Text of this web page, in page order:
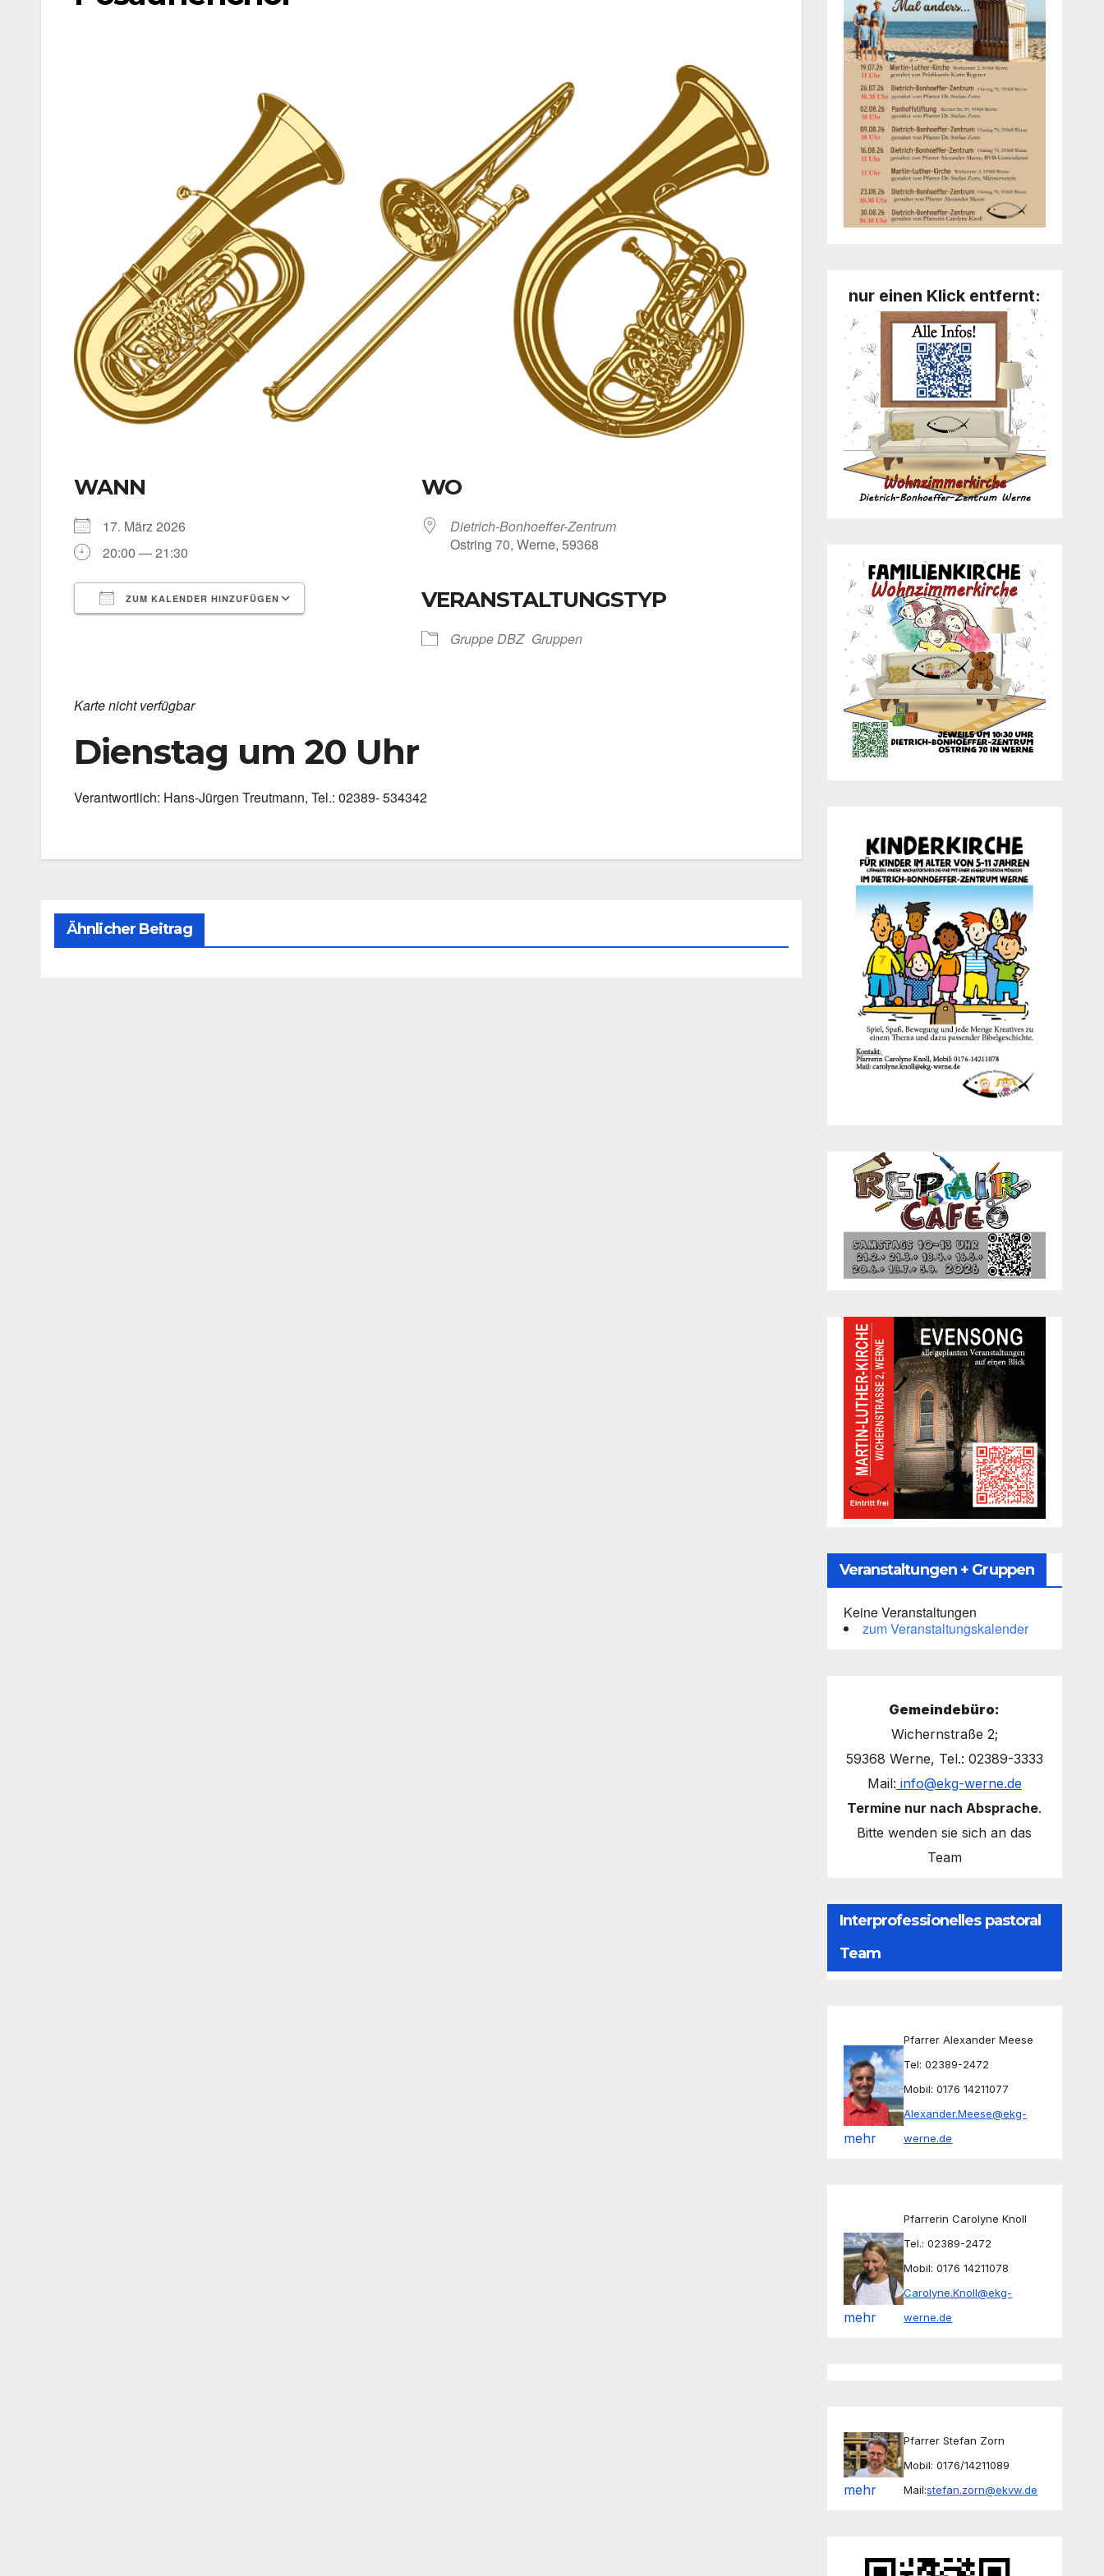
WANN
17. März 2026
20:00 — 21:30
ZUM KALENDER HINZUFÜGEN
Out­look Live
WO
Dietrich-Bonhoeffer-Zentrum
Ost­ring 70, Wer­ne, 59368
VERANSTALTUNGSTYP
Grup­pe DBZ Grup­pen
Kar­te nicht ver­füg­bar
Dienstag um 20 Uhr
Ver­ant­wort­lich: Hans-Jürgen Treut­mann, Tel.: 02389- 534342
Ähnlicher Beitrag
nur einen Klick entfernt:
Veranstaltungen + Gruppen
Keine Veranstaltungen
zum Veranstaltungskalender
Gemeindebüro:
Wichernstraße 2;
59368 Werne, Tel.: 02389-3333
Mail: info@ekg-werne.de
Termine nur nach Absprache.
Bitte wenden sie sich an das
Team
Interprofessionelles pastoral
Team
mehr
Pfarrer Alexander Meese
Tel: 02389-2472
Mobil: 0176 14211077
Alexander.Meese@ekg-
werne.de
mehr
Pfarrerin Carolyne Knoll
Tel.: 02389-2472
Mobil: 0176 14211078
Carolyne.Knoll@ekg-
werne.de
mehr
Pfarrer Stefan Zorn
Mobil: 0176/14211089
Mail:stefan.zorn@ekvw.de